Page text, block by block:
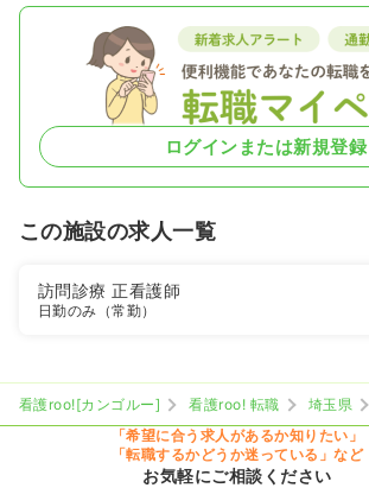
ログインまたは新規登録
この施設の求人一覧
訪問診療正看護師
日勤のみ（常勤）
看護roo![カンゴルー] 看護roo! 転職 埼玉県
「希望に合う求人があるか知りたい」
「転職するかどうか迷っている」など
お気軽にご相談ください